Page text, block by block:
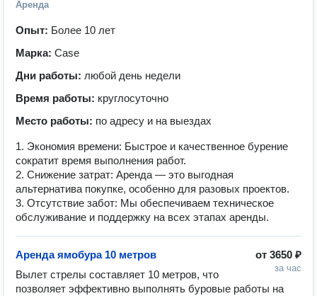
Аренда
Опыт: Более 10 лет
Марка: Case
Дни работы: любой день недели
Время работы: круглосуточно
Место работы: по адресу и на выездах
1. Экономия времени: Быстрое и качественное бурение
сократит время выполнения работ.
2. Снижение затрат: Аренда — это выгодная
альтернатива покупке, особенно для разовых проектов.
3. Отсутствие забот: Мы обеспечиваем техническое
обслуживание и поддержку на всех этапах аренды.
от 3650 ₽
за час
Аренда ямобура 10 метров
Вылет стрелы составляет 10 метров, что
позволяет эффективно выполнять буровые работы на